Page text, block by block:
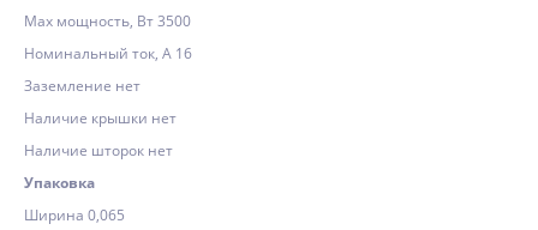
Max мощность, Вт 3500
Номинальный ток, А 16
Заземление нет
Наличие крышки нет
Наличие шторок нет
Упаковка
Ширина 0,065